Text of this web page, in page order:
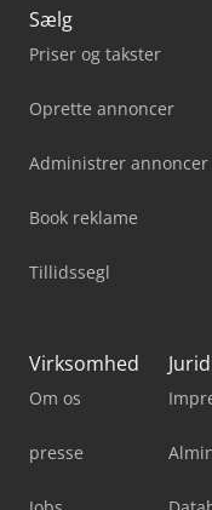
Sælg
Priser og takster
Oprette annoncer
Administrer annoncer
Book reklame
Tillidssegl
Virksomhed
Om os
presse